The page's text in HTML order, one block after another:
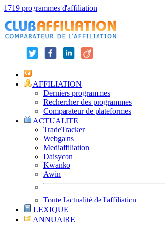
1719 programmes d'affiliation
AFFILIATION
Derniers programmes
Rechercher des programmes
Comparateur de plateformes
ACTUALITE
TradeTracker
Webgains
Mediaffiliation
Daisycon
Kwanko
Awin
Toute l'actualité de l'affiliation
LEXIQUE
ANNUAIRE